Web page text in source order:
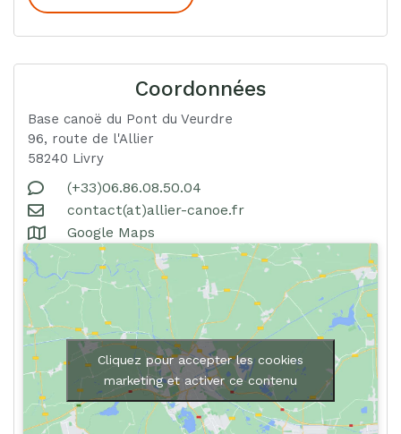
Coordonnées
Base canoë du Pont du Veurdre
96, route de l'Allier
58240 Livry
(+33)06.86.08.50.04
contact(at)allier-canoe.fr
Google Maps
Cliquez pour accepter les cookies
marketing et activer ce contenu